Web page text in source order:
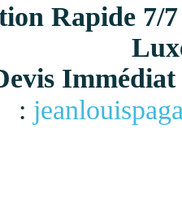
Rapide 7/
: